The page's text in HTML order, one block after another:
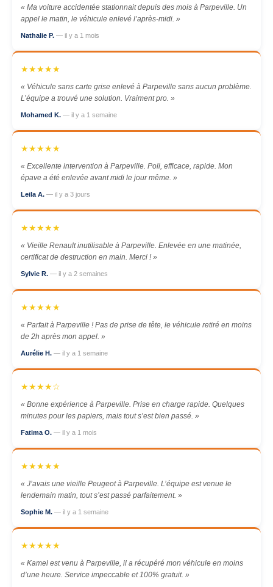
« Ma voiture accidentée stationnait depuis des mois à Parpeville. Un
appel le matin, le véhicule enlevé l’après-midi. »
Nathalie P. — il y a 1 mois
★★★★★
« Véhicule sans carte grise enlevé à Parpeville sans aucun problème.
L’équipe a trouvé une solution. Vraiment pro. »
Mohamed K. — il y a 1 semaine
★★★★★
« Excellente intervention à Parpeville. Poli, efficace, rapide. Mon
épave a été enlevée avant midi le jour même. »
Leila A. — il y a 3 jours
★★★★★
« Vieille Renault inutilisable à Parpeville. Enlevée en une matinée,
certificat de destruction en main. Merci ! »
Sylvie R. — il y a 2 semaines
★★★★★
« Parfait à Parpeville ! Pas de prise de tête, le véhicule retiré en moins
de 2h après mon appel. »
Aurélie H. — il y a 1 semaine
★★★★☆
« Bonne expérience à Parpeville. Prise en charge rapide. Quelques
minutes pour les papiers, mais tout s’est bien passé. »
Fatima O. — il y a 1 mois
★★★★★
« J’avais une vieille Peugeot à Parpeville. L’équipe est venue le
lendemain matin, tout s’est passé parfaitement. »
Sophie M. — il y a 1 semaine
★★★★★
« Kamel est venu à Parpeville, il a récupéré mon véhicule en moins
d’une heure. Service impeccable et 100% gratuit. »